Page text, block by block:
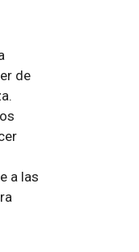
de
a las